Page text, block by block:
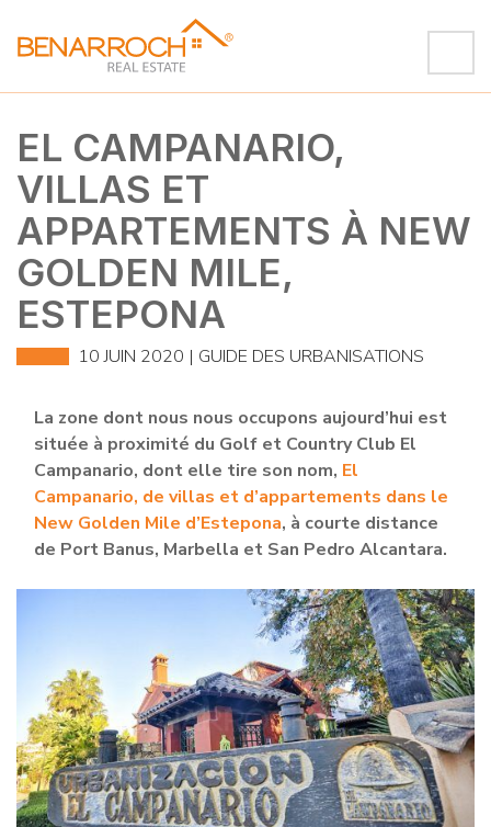
EL CAMPANARIO,
VILLAS ET
APPARTEMENTS À NEW
GOLDEN MILE,
ESTEPONA
10 JUIN 2020 | GUIDE DES URBANISATIONS
La zone dont nous nous occupons aujourd’hui est
située à proximité du Golf et Country Club El
Campanario, dont elle tire son nom, El
Campanario, de villas et d’appartements dans le
New Golden Mile d’Estepona, à courte distance
de Port Banus, Marbella et San Pedro Alcantara.